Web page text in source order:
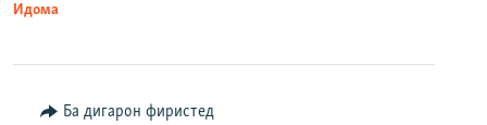
Идома
Ба дигарон фиристед